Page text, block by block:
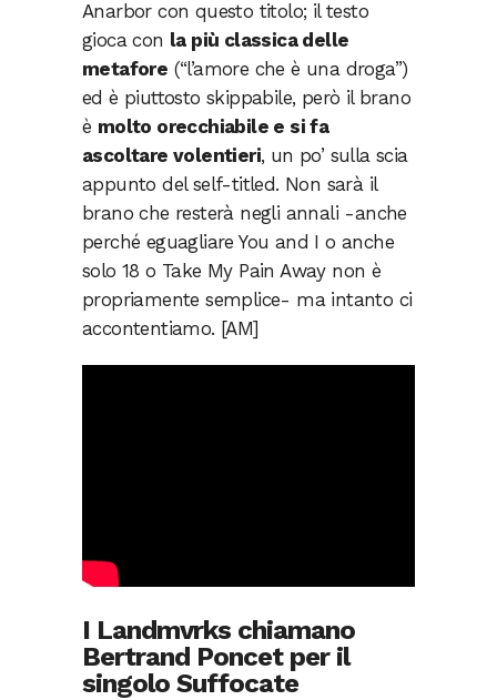
Anarbor con questo titolo; il testo
gioca con la più classica delle
metafore (“l’amore che è una droga”)
ed è piuttosto skippabile, però il brano
è molto orecchiabile e si fa
ascoltare volentieri, un po’ sulla scia
appunto del self-titled. Non sarà il
brano che resterà negli annali -anche
perché eguagliare You and I o anche
solo 18 o Take My Pain Away non è
propriamente semplice- ma intanto ci
accontentiamo. [AM]
I Landmvrks chiamano
Bertrand Poncet per il
singolo Suffocate